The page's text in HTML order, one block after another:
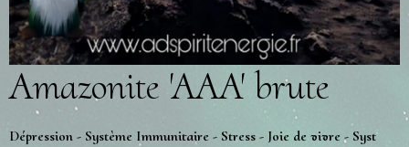
Amazonite 'AAA' brute
Dépression - Système Immunitaire - Stress - Joie de vivre - Syst